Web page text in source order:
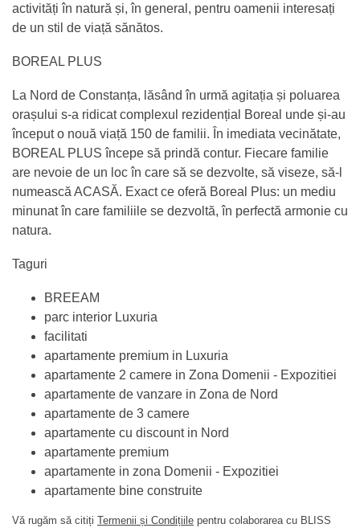
activități în natură și, în general, pentru oamenii interesați
de un stil de viață sănătos.
BOREAL PLUS
La Nord de Constanța, lăsând în urmă agitația și poluarea
orașului s-a ridicat complexul rezidențial Boreal unde și-au
început o nouă viață 150 de familii. În imediata vecinătate,
BOREAL PLUS începe să prindă contur. Fiecare familie
are nevoie de un loc în care să se dezvolte, să viseze, să-l
numească ACASĂ. Exact ce oferă Boreal Plus: un mediu
minunat în care familiile se dezvoltă, în perfectă armonie cu
natura.
Taguri
BREEAM
parc interior Luxuria
facilitati
apartamente premium in Luxuria
apartamente 2 camere in Zona Domenii - Expozitiei
apartamente de vanzare in Zona de Nord
apartamente de 3 camere
apartamente cu discount in Nord
apartamente premium
apartamente in zona Domenii - Expozitiei
apartamente bine construite
Vă rugăm să citiți Termenii și Condițiile pentru colaborarea cu BLISS